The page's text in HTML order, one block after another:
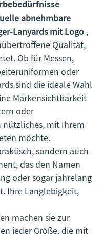
abnehmbare
Lanyards mit Logo ,
Qualität,
Ob für Messen,
oder
sind die ideale Wahl
Markensichtbarkeit
oder
mit Ihrem
möchte.
sondern auch
das den Namen
oder sogar jahrelang
Ihre Langlebigkeit,
machen sie zur
jeder Größe, die mit